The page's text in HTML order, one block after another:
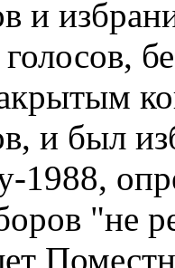
и
и был
1988,
"не